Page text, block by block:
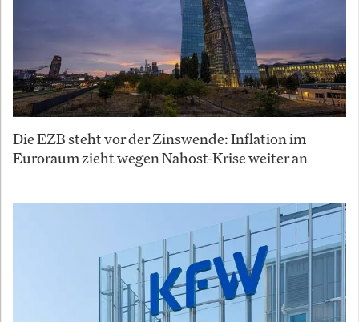
Die EZB steht vor der Zinswende: Inflation im
Euroraum zieht wegen Nahost-Krise weiter an